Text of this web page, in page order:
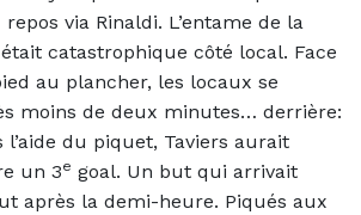
via Rinaldi. L’entame de la
catastrophique côté local. Face
au plancher, les locaux se
moins de deux minutes… derrière:
l’aide du piquet, Taviers aurait
un 3e goal. Un but qui arrivait
après la demi-heure. Piqués aux